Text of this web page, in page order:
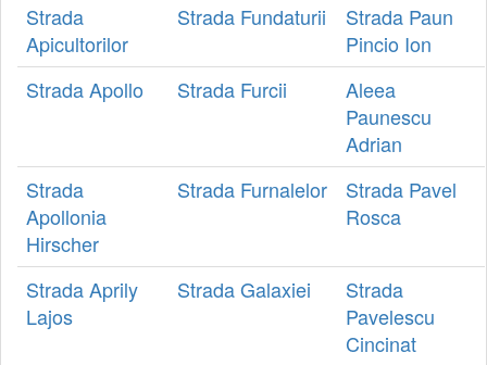
Strada
Apicultorilor
Strada Fundaturii
Strada Paun
Pincio Ion
Strada Apollo
Strada Furcii
Aleea
Paunescu
Adrian
Strada
Apollonia
Hirscher
Strada Furnalelor
Strada Pavel
Rosca
Strada Aprily
Lajos
Strada Galaxiei
Strada
Pavelescu
Cincinat